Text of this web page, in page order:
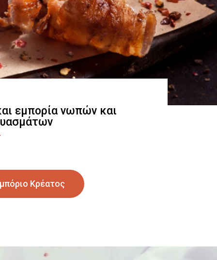
εμπορία νωπών και
Κρέατος